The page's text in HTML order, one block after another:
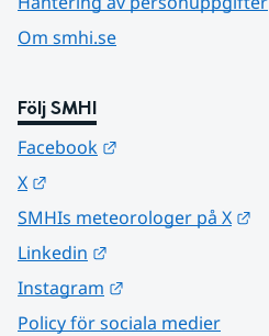
Om smhi.se
Följ SMHI
Facebook
X
SMHIs meteorologer på X
Linkedin
Instagram
Policy för sociala medier